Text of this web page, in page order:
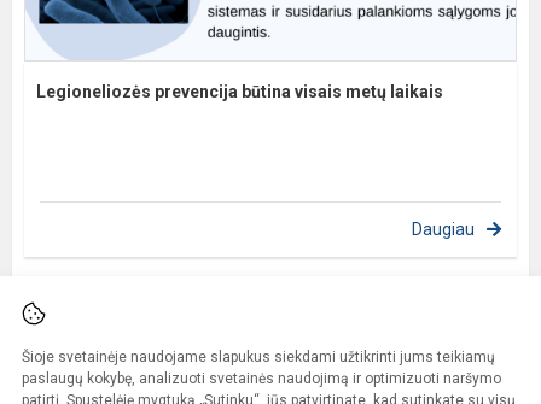
Šioje svetainėje naudojame slapukus siekdami užtikrinti jums teikiamų
paslaugų kokybę, analizuoti svetainės naudojimą ir optimizuoti naršymo
patirtį. Spustelėję mygtuką „Sutinku“, jūs patvirtinate, kad sutinkate su visų
Legioneliozės prevencija būtina visais metų laikais
Daugiau